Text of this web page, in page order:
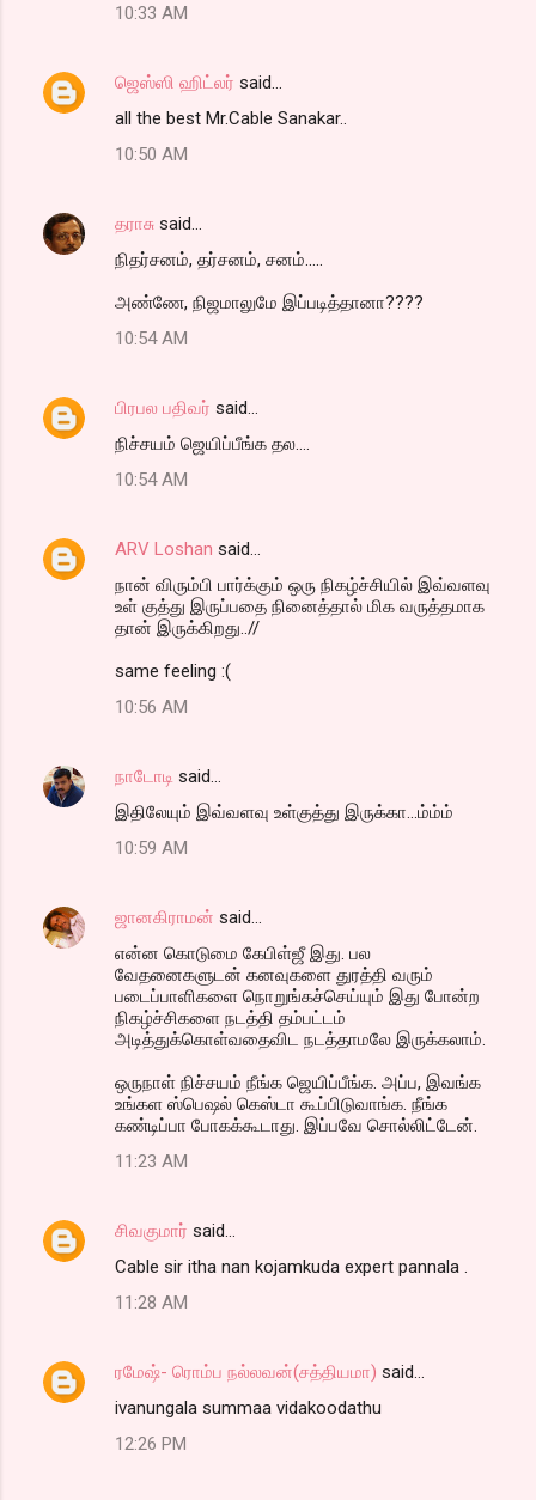
10:33 AM
ஜெஸ்ஸி ஹிட்லர் said…
all the best Mr.Cable Sanakar..
10:50 AM
தராசு said…
நிதர்சனம், தர்சனம், சனம்.....
அண்ணே, நிஜமாலுமே இப்படித்தானா????
10:54 AM
பிரபல பதிவர் said…
நிச்சயம் ஜெயிப்பீங்க தல....
10:54 AM
ARV Loshan said…
நான் விரும்பி பார்க்கும் ஒரு நிகழ்ச்சியில் இவ்வளவு
உள் குத்து இருப்பதை நினைத்தால் மிக வருத்தமாக
தான் இருக்கிறது..//
same feeling :(
10:56 AM
நாடோடி said…
இதிலேயும் இவ்வ‌ள‌வு உள்குத்து இருக்கா...ம்ம்ம்
10:59 AM
ஜானகிராமன் said…
என்ன கொடுமை கேபிள்ஜீ இது. பல
வேதனைகளுடன் கனவுகளை துரத்தி வரும்
படைப்பாளிகளை நொறுங்கச்செய்யும் இது போன்ற
நிகழ்ச்சிகளை நடத்தி தம்பட்டம்
அடித்துக்கொள்வதைவிட நடத்தாமலே இருக்கலாம்.
ஒருநாள் நிச்சயம் நீங்க ஜெயிப்பீங்க. அப்ப, இவங்க
உங்கள ஸ்பெஷல் கெஸ்டா கூப்பிடுவாங்க. நீங்க
கண்டிப்பா போகக்கூடாது. இப்பவே சொல்லிட்டேன்.
11:23 AM
சிவகுமார் said…
Cable sir itha nan kojamkuda expert pannala .
11:28 AM
ரமேஷ்- ரொம்ப நல்லவன்(சத்தியமா) said…
ivanungala summaa vidakoodathu
12:26 PM